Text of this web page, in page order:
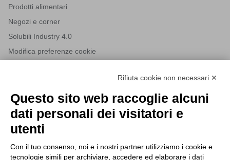
Prodotti alimentari
Negozi e corner
Solubili Industry 4.0
Modifica preferenze cookie
NEWSLETTER
Iscriviti alla nostra newsletter per rimanere sempre aggiornato
sulle novità del mondo HORECA e per ricevere offerte esclusive.
Rifiuta cookie non necessari ✕
Questo sito web raccoglie alcuni
dati personali dei visitatori e
utenti
Con il tuo consenso, noi e i nostri partner utilizziamo i cookie e
tecnologie simili per archiviare, accedere ed elaborare i dati